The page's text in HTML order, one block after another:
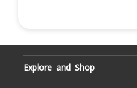
Explore and Shop